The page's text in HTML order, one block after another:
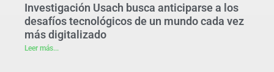
Investigación Usach busca anticiparse a los
desafíos tecnológicos de un mundo cada vez
más digitalizado
Leer más...